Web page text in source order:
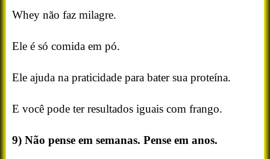
Whey não faz milagre.
Ele é só comida em pó.
Ele ajuda na praticidade para bater sua proteína.
E você pode ter resultados iguais com frango.
9) Não pense em semanas. Pense em anos.